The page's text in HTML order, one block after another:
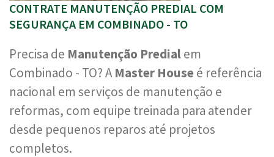
CONTRATE MANUTENÇÃO PREDIAL COM
SEGURANÇA EM COMBINADO - TO
Precisa de Manutenção Predialem
Combinado - TO? AMaster House é referência
nacional em serviços de manutenção e
reformas, com equipe treinada para atender
desde pequenos reparos até projetos
completos.